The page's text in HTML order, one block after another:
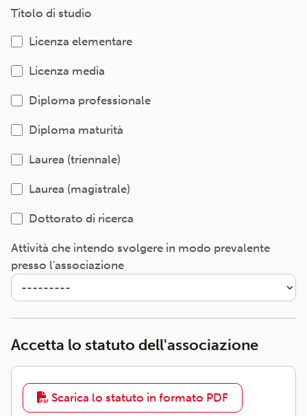
Titolo di studio
Licenza elementare
Licenza media
Diploma professionale
Diploma maturità
Laurea (triennale)
Laurea (magistrale)
Dottorato di ricerca
Attività che intendo svolgere in modo prevalente
presso l'associazione
Accetta lo statuto dell'associazione
Scarica lo statuto in formato PDF